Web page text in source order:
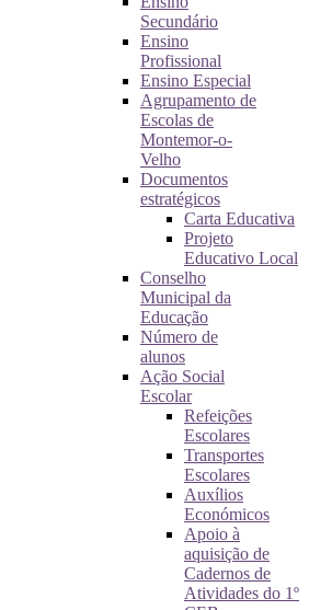
Secundário
Ensino
Profissional
Ensino Especial
Agrupamento de
Escolas de
Montemor-o-
Velho
Documentos
estratégicos
Carta Educativa
Projeto
Educativo Local
Conselho
Municipal da
Educação
Número de
alunos
Ação Social
Escolar
Refeições
Escolares
Transportes
Escolares
Auxílios
Económicos
Apoio à
aquisição de
Cadernos de
Atividades do 1º